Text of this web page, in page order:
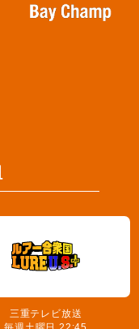
三重テレビ放送